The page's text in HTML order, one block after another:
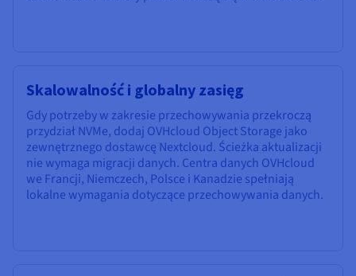
Skalowalność i globalny zasięg
Gdy potrzeby w zakresie przechowywania przekroczą
przydział NVMe, dodaj OVHcloud Object Storage jako
zewnętrznego dostawcę Nextcloud. Ścieżka aktualizacji
nie wymaga migracji danych. Centra danych OVHcloud
we Francji, Niemczech, Polsce i Kanadzie spełniają
lokalne wymagania dotyczące przechowywania danych.